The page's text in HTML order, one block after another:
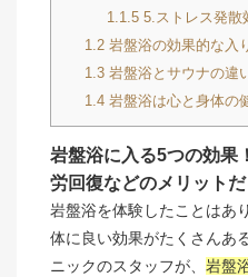
1.1.55.ストレス発散
1.2岩盤浴の効果的な入
1.3岩盤浴とサウナの違
1.4岩盤浴は心と身体の
岩盤浴に入る5つの効果
労回復などのメリットだ
岩盤浴を体験したことはあ
体に良い効果がたくさんあ
ニックのスタッフが、 岩盤